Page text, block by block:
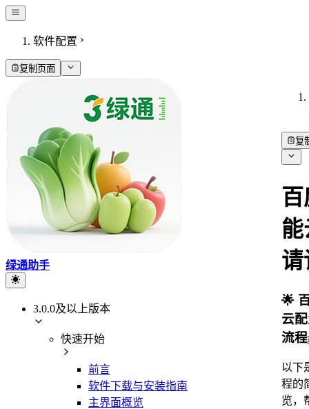
软件配置
复制页面
绿通助手
3.0.0及以上版本
快速开始
前言
软件下载与安装指南
主界面概览
复
能
请
🌟
云
流程
以下
程的
览，